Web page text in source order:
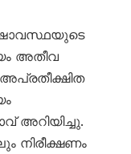
അതീവ
നിരീക്ഷണം